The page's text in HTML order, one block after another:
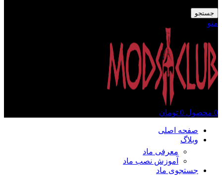
جستجو
منو
0 محصول 0 تومان
صفحه اصلی
وبلاگ
معرفی ماد
آموزش نصب ماد
جستجوی ماد